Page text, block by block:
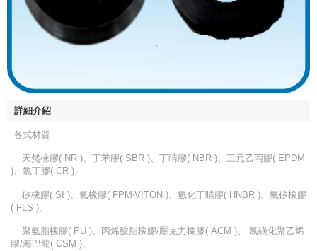
詳細介紹
各式材質
天然橡膠( NR )、丁苯膠( SBR )、丁睛膠( NBR )、三元乙丙膠( EPDM
)、氯丁膠( CR )、
矽橡膠( SI )、氟橡膠( FPM‧VITON )、氫化丁睛膠( HNBR )、氟矽橡膠
( FLS )、
聚氨脂橡膠( PU )、丙烯酸脂橡膠/壓克力橡膠( ACM )、 氯磺化聚乙烯
膠/海巴龍( CSM )、